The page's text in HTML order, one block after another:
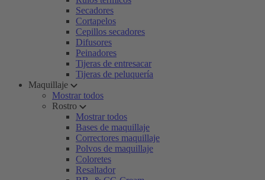
Secadores
Cortapelos
Cepillos secadores
Difusores
Peinadores
Tijeras de entresacar
Tijeras de peluquería
Maquillaje
Mostrar todos
Rostro
Mostrar todos
Bases de maquillaje
Correctores maquillaje
Polvos de maquillaje
Coloretes
Resaltador